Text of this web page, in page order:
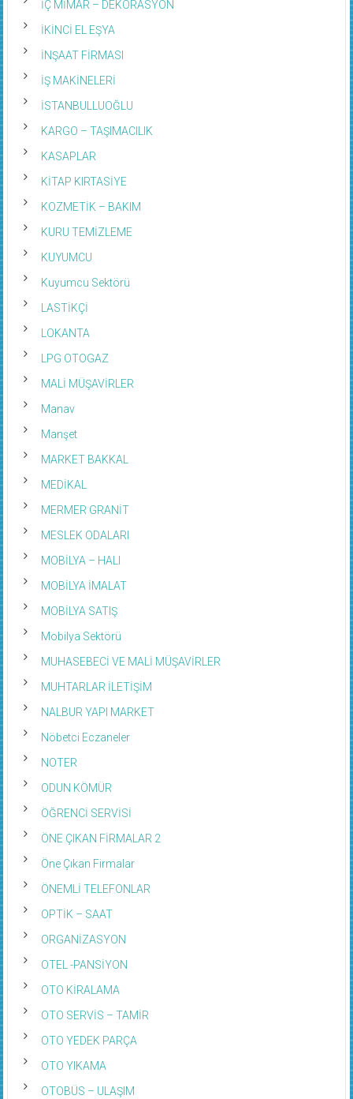
İÇ MİMAR – DEKORASYON
İKİNCİ EL EŞYA
İNŞAAT FİRMASI
İŞ MAKİNELERİ
İSTANBULLUOĞLU
KARGO – TAŞIMACILIK
KASAPLAR
KİTAP KIRTASİYE
KOZMETİK – BAKIM
KURU TEMİZLEME
KUYUMCU
Kuyumcu Sektörü
LASTİKÇİ
LOKANTA
LPG OTOGAZ
MALİ MÜŞAVİRLER
Manav
Manşet
MARKET BAKKAL
MEDİKAL
MERMER GRANİT
MESLEK ODALARI
MOBİLYA – HALI
MOBİLYA İMALAT
MOBİLYA SATIŞ
Mobilya Sektörü
MUHASEBECİ VE MALİ MÜŞAVİRLER
MUHTARLAR İLETİŞİM
NALBUR YAPI MARKET
Nöbetci Eczaneler
NOTER
ODUN KÖMÜR
ÖĞRENCİ SERVİSİ
ÖNE ÇIKAN FİRMALAR 2
Öne Çıkan Firmalar
ÖNEMLİ TELEFONLAR
OPTİK – SAAT
ORGANİZASYON
OTEL -PANSİYON
OTO KİRALAMA
OTO SERVİS – TAMİR
OTO YEDEK PARÇA
OTO YIKAMA
OTOBÜS – ULAŞIM